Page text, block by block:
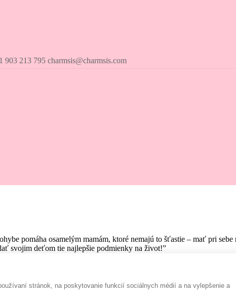
213 795 charmsis@charmsis.com
pomáha osamelým mamám, ktoré nemajú to šťastie – mať pri
svojim deťom tie najlepšie podmienky na život!”
Rada prispejem :-)
stránok, na poskytovanie funkcií sociálnych médií a na vylepšenie a